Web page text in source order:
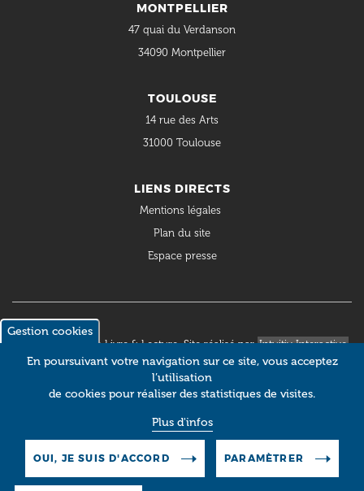
MONTPELLIER
47 quai du Verdanson
34090 Montpellier
TOULOUSE
14 rue des Arts
31000 Toulouse
LIENS DIRECTS
Mentions légales
Plan du site
Espace presse
© 2018 Occitanie Livre & Lecture. Site réalisé parIntuitiv Interactive
Gestion cookies
En poursuivant votre navigation sur ce site, vous acceptez
l’utilisation
de cookies pour réaliser des statistiques de visites.
Plus d'infos
OUI, JE SUIS D'ACCORD PARAMÈTRER